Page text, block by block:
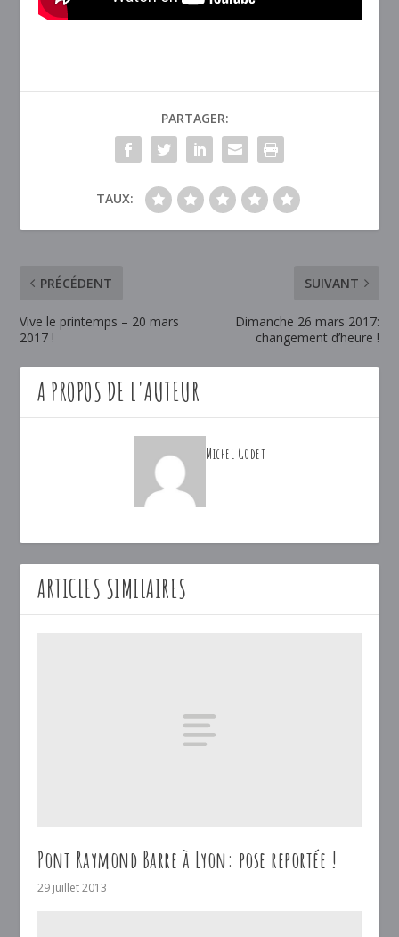
PARTAGER:
TAUX:
PRÉCÉDENT
Vive le printemps – 20 mars
2017 !
SUIVANT
Dimanche 26 mars 2017:
changement d’heure !
A PROPOS DE L'AUTEUR
Michel Godet
ARTICLES SIMILAIRES
Pont Raymond Barre à Lyon: pose reportée !
29 juillet 2013